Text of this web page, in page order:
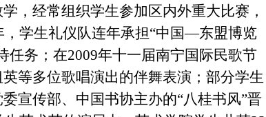
，经常组织学生参加区内外重大比赛，
，学生礼仪队连年承担“中国—东盟博览
任务；在2009年十一届南宁国际民歌节
等多位歌唱演出的伴舞表演；部分学生
宣传部、中国书协主办的“八桂书风”晋